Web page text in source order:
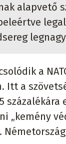
alapvető
a
Itt a
„kemény